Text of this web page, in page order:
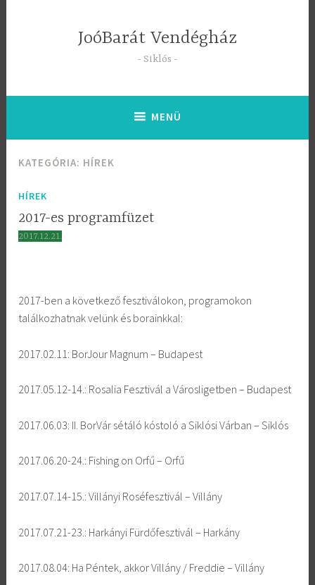
JoóBarát Vendégház
Siklós
MENÜ
KATEGÓRIA: HÍREK
HÍREK
2017-es programfüzet
2017.12.21.
2017-ben a következő fesztiválokon, programokon
találkozhatnak velünk és borainkkal:
2017.02.11: BorJour Magnum – Budapest
2017.05.12-14.: Rosalia Fesztivál a Városligetben – Budapest
2017.06.03: II. BorVár sétáló kóstoló a Siklósi Várban – Siklós
2017.06.20-24.: Fishing on Orfű – Orfű
2017.07.14-15.: Villányi Roséfesztivál – Villány
2017.07.21-23.: Harkányi Fürdőfesztivál – Harkány
2017.08.04: Ha Péntek, akkor Villány / Freddie – Villány